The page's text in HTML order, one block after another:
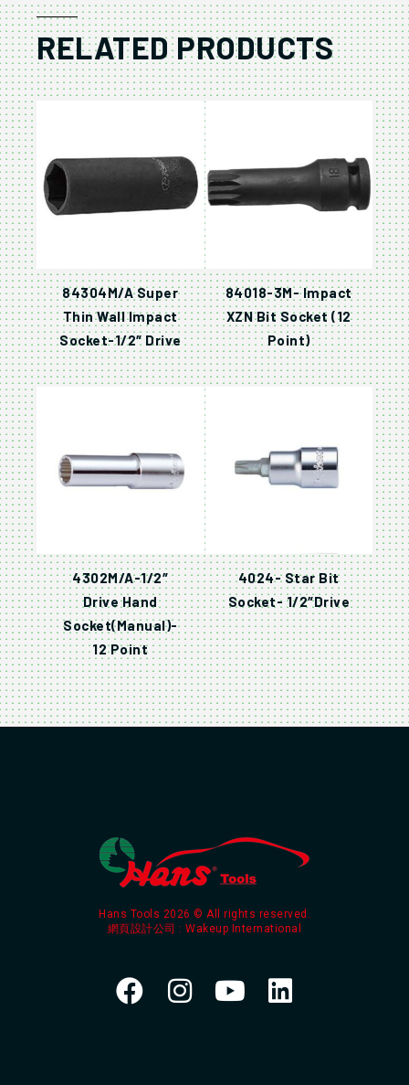
RELATED PRODUCTS
84304M/A Super
Thin Wall Impact
Socket-1/2″ Drive
84018-3M- Impact
XZN Bit Socket (12
Point)
4302M/A-1/2″
Drive Hand
Socket(Manual)-
12 Point
4024- Star Bit
Socket- 1/2″Drive
Hans Tools 2026 © All rights reserved.
網頁設計公司 : Wakeup International